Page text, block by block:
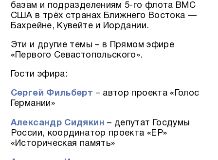
базам и подразделениям 5-го флота ВМС
США в трёх странах Ближнего Востока —
Бахрейне, Кувейте и Иордании.
Эти и другие темы – в Прямом эфире
«Первого Севастопольского».
Гости эфира:
Сергей Фильберт – автор проекта «Голос
Германии»
Александр Сидякин – депутат Госдумы
России, координатор проекта «ЕР»
«Историческая память»